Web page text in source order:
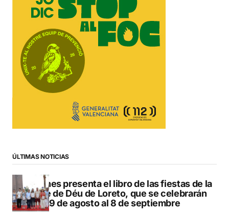
ÚLTIMAS NOTICIAS
Duanes presenta el libro de las fiestas de la
Mare de Déu de Loreto, que se celebrarán
del 29 de agosto al 8 de septiembre